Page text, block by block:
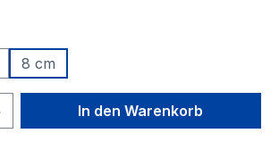
8 cm
Gib den
In den Warenkorb